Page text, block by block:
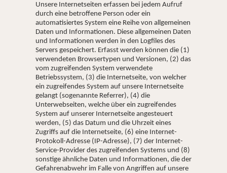
Unsere Internetseiten erfassen bei jedem Aufruf
durch eine betroffene Person oder ein
automatisiertes System eine Reihe von allgemeinen
Daten und Informationen. Diese allgemeinen Daten
und Informationen werden in den Logfiles des
Servers gespeichert. Erfasst werden können die (1)
verwendeten Browsertypen und Versionen, (2) das
vom zugreifenden System verwendete
Betriebssystem, (3) die Internetseite, von welcher
ein zugreifendes System auf unsere Internetseite
gelangt (sogenannte Referrer), (4) die
Unterwebseiten, welche über ein zugreifendes
System auf unserer Internetseite angesteuert
werden, (5) das Datum und die Uhrzeit eines
Zugriffs auf die Internetseite, (6) eine Internet-
Protokoll-Adresse (IP-Adresse), (7) der Internet-
Service-Provider des zugreifenden Systems und (8)
sonstige ähnliche Daten und Informationen, die der
Gefahrenabwehr im Falle von Angriffen auf unsere